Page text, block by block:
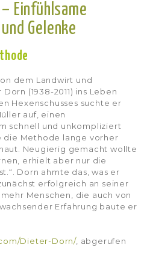
Einfühlsame
Gelenke
dem Landwirt und
(1938-2011) ins Leben
Hexenschusses suchte er
auf, einen
schnell und unkompliziert
die Methode lange vorher
Neugierig gemacht wollte
erhielt aber nur die
Dorn ahmte das, was er
erfolgreich an seiner
Menschen, die auch von
Erfahrung baute er
Dieter-Dorn/, abgerufen